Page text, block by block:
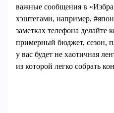
важные сообщения в
хэштегами, например,
заметках телефона делайте
примерный бюджет, сезон,
у вас будет не хаотичная
из которой легко собрать